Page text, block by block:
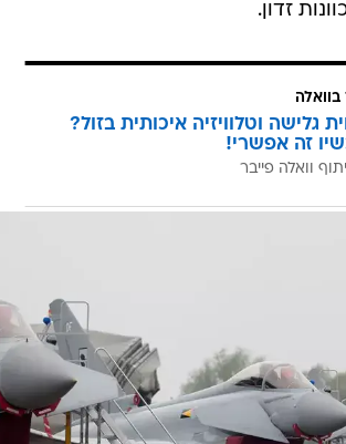
זדון.
בוואלה
גלישה וטלוויזיה איכותית בזול?
זה אפשרי!
וואלה פייבר